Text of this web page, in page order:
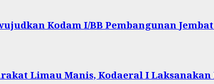
Kodam I/BB Pembangunan
Limau Manis, Kodaeral I